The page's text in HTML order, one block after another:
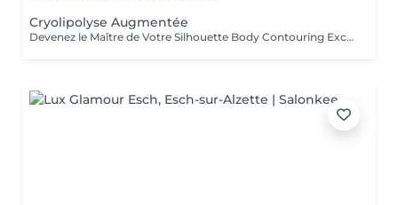
Cryolipolyse Augmentée
Devenez le Maître de Votre Silhouette Body Contouring Exclusif Vous aspirez à redéfinir votre silhouette, dire adieu à la peau d'orange, et être prête pour votre summer body ? Ressentez-vous le besoin d'être accompagnée par des professionnelles pour retrouver le corps qui vous fait vous sentir au mieux ? Arboria Beauty est là pour concrétiser vos objectifs! Le Body Contouring by CONTOUR PARIS® offre une solution complète, personnalisée et unique grâce à la combinaison de trois technologies de pointe : La Cryolipolyse Augmentée, pour affiner votre silhouette sur mesure. Le Laser Diode Focalisé, pour atténuer la cellulite. Le Palber-Rouler Mécanique, pour raffermir la beau. Laissez-nous vous guider vers une transformation qui révélera votre meilleure version ! Arboria Beauty détient l'exclusivité au Luxembourg pour vous offrir en avant-première le Body Contouring by CONTOUR PARIS®, une expérience minceur unique en son genre dans le domaine de médecine esthétique.